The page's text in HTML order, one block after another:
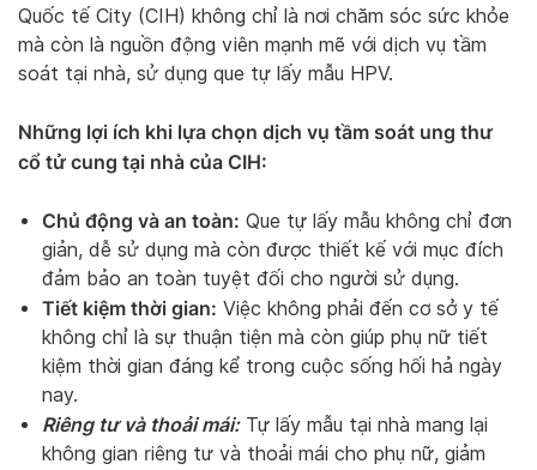
Quốc tế City (CIH) không chỉ là nơi chăm sóc sức khỏe
mà còn là nguồn động viên mạnh mẽ với dịch vụ tầm
soát tại nhà, sử dụng que tự lấy mẫu HPV.
Những lợi ích khi lựa chọn dịch vụ tầm soát ung thư
cổ tử cung tại nhà của CIH:
Chủ động và an toàn: Que tự lấy mẫu không chỉ đơn
giản, dễ sử dụng mà còn được thiết kế với mục đích
đảm bảo an toàn tuyệt đối cho người sử dụng.
Tiết kiệm thời gian: Việc không phải đến cơ sở y tế
không chỉ là sự thuận tiện mà còn giúp phụ nữ tiết
kiệm thời gian đáng kể trong cuộc sống hối hả ngày
nay.
Riêng tư và thoải mái:Tự lấy mẫu tại nhà mang lại
không gian riêng tư và thoải mái cho phụ nữ, giảm